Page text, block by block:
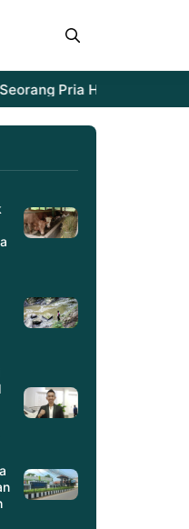
Pria Hanyut Terbawa